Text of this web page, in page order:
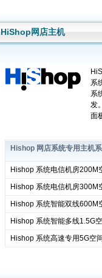
HiShop网店主机
系
系
发
面
Hishop 网店系统专用主机
Hishop 系统电信机房200M
Hishop 系统电信机房300M
Hishop 系统智能双线600M
Hishop 系统智能多线1.5G
Hishop 系统高速专用5G空